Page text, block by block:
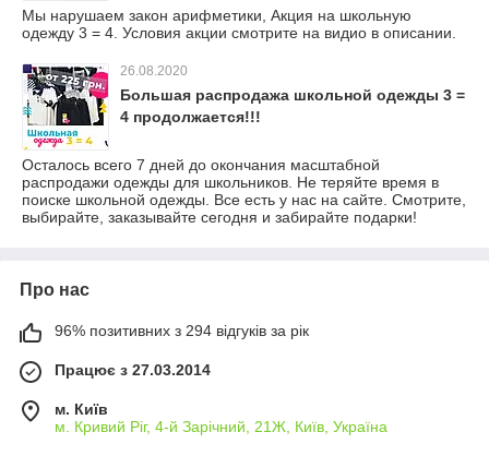
Мы нарушаем закон арифметики, Акция на школьную
одежду 3 = 4. Условия акции смотрите на видио в описании.
26.08.2020
Большая распродажа школьной одежды 3 =
4 продолжается!!!
Осталось всего 7 дней до окончания масштабной
распродажи одежды для школьников. Не теряйте время в
поиске школьной одежды. Все есть у нас на сайте. Смотрите,
выбирайте, заказывайте сегодня и забирайте подарки!
Про нас
96% позитивних з 294 відгуків за рік
Працює з 27.03.2014
м. Київ
м. Кривий Ріг, 4-й Зарічний, 21Ж, Київ, Україна